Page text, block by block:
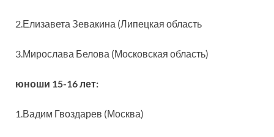
2.Елизавета Зевакина (Липецкая область
3.Мирослава Белова (Московская область)
юноши 15-16 лет:
1.Вадим Гвоздарев (Москва)